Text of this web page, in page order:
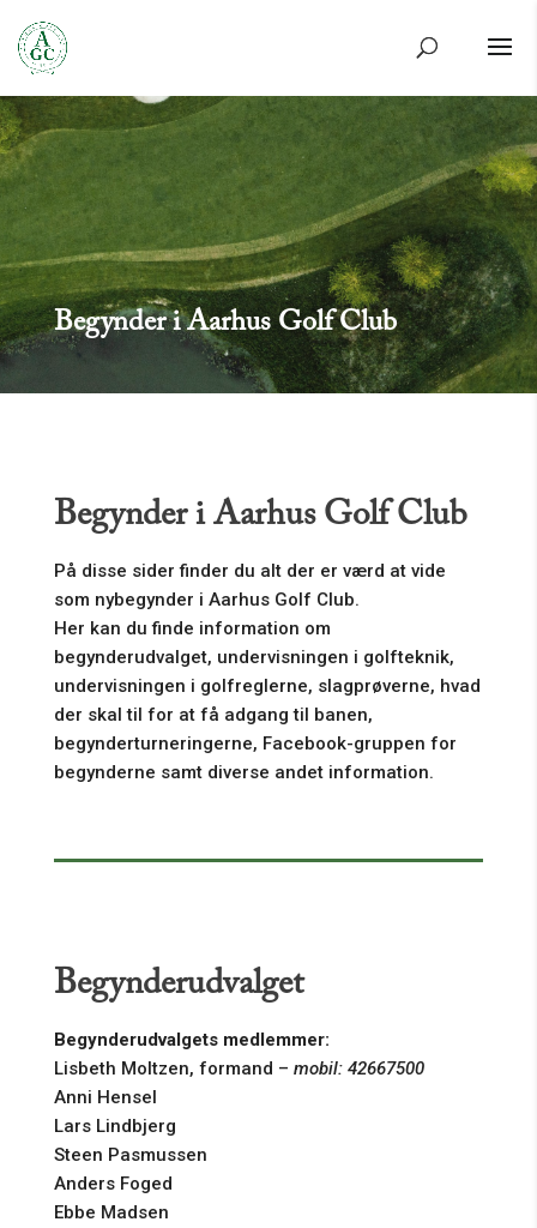
Begynder i Aarhus Golf Club
Begynder i Aarhus Golf Club
På disse sider finder du alt der er værd at vide
som nybegynder i Aarhus Golf Club.
Her kan du finde information om
begynderudvalget, undervisningen i golfteknik,
undervisningen i golfreglerne, slagprøverne, hvad
der skal til for at få adgang til banen,
begynderturneringerne, Facebook-gruppen for
begynderne samt diverse andet information.
Begynderudvalget
Begynderudvalgets medlemmer:
Lisbeth Moltzen, formand – mobil: 42667500
Anni Hensel
Lars Lindbjerg
Steen Pasmussen
Anders Foged
Ebbe Madsen